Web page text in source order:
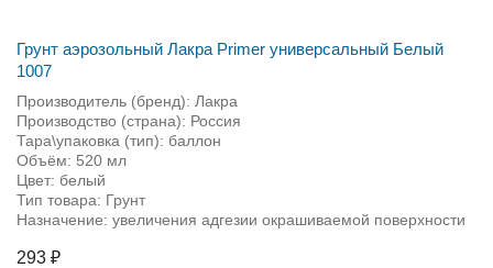
Грунт аэрозольный Лакра Primer универсальный Белый
1007
Производитель (бренд): Лакра
Производство (страна): Россия
Тара\упаковка (тип): баллон
Объём: 520 мл
Цвет: белый
Тип товара: Грунт
Назначение: увеличения адгезии окрашиваемой поверхности
293 ₽